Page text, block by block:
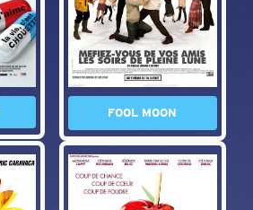
FOOL MOON